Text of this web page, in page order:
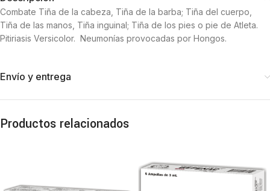
Combate Tiña de la cabeza, Tiña de la barba; Tiña del cuerpo,
Tiña de las manos, Tiña inguinal; Tiña de los pies o pie de Atleta.
Pitiriasis Versicolor. Neumonías provocadas por Hongos.
Envío y entrega
Productos relacionados